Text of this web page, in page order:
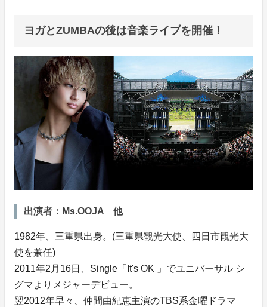
ヨガとZUMBAの後は音楽ライブを開催！
出演者：Ms.OOJA 他
1982年、三重県出身。(三重県観光大使、四日市観光大
使を兼任)
2011年2月16日、Single「It's OK 」でユニバーサル シ
グマよりメジャーデビュー。
翌2012年早々、仲間由紀恵主演のTBS系金曜ドラマ